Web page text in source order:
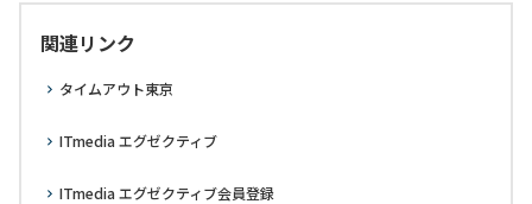
関連リンク
タイムアウト東京
ITmedia エグゼクティブ
ITmedia エグゼクティブ会員登録